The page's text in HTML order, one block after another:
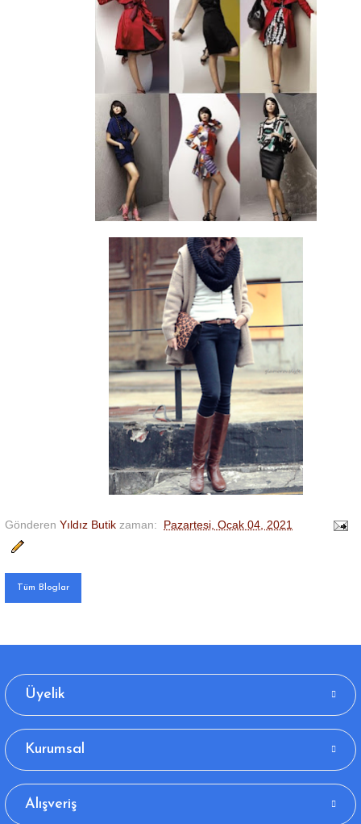
Gönderen Yıldız Butik zaman: Pazartesi, Ocak 04, 2021
Tüm Bloglar
Üyelik
Kurumsal
Alışveriş